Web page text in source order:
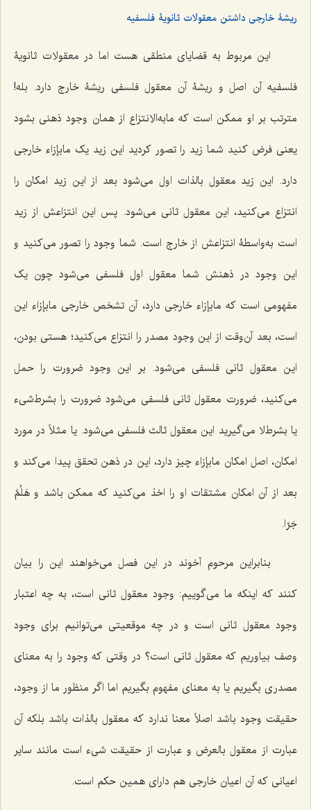
ریشۀ خارجی داشتن معقولات ثانویۀ فلسفیه
این مربوط به قضایای منطقی هست اما در معقولات ثانویۀ
فلسفیه آن اصل و ریشۀ آن معقول فلسفی ریشۀ خارج دارد. بله!
مترتب بر او ممکن است که مابه‌الاِنتزاع از همان وجود ذهنی بشود
یعنی فرض کنید شما زید را تصور کردید این زید یک مابإزاء خارجی
دارد. این زید معقول بالذات اول می‌شود بعد از این زید امکان را
انتزاع می‌کنید، این معقول ثانی می‌شود. پس این انتزاعش از زید
است به‌واسطۀ انتزاعش از خارج است. شما وجود را تصور می‌کنید و
این وجود در ذهنش شما معقول اول فلسفی می‌شود چون یک
مفهومی است که مابإزاء خارجی دارد، آن تشخص خارجی مابإزاء این
است، بعد آن‌وقت از این وجود مصدر را انتزاع می‌کنید؛ هستی بودن،
این معقول ثانی فلسفی می‌شود. بر این وجود ضرورت را حمل
می‌کنید، ضرورت معقول ثانی فلسفی می‌شود ضرورت را بشرط‌شیء
یا بشرط‌لا می‌گیرید این معقول ثالث فلسفی می‌شود. یا مثلاً در مورد
امکان، اصل امکان مابإزاء چیز دارد، این در ذهن تحقق پیدا می‌کند و
بعد از آن امکان مشتقات او را اخذ می‌کنید که ممکن باشد و هَلُمَّ
جَرّا.
بنابراین مرحوم آخوند در این فصل می‌خواهند این را بیان
کنند که اینکه ما می‌گوییم: وجود معقول ثانی است، به چه اعتبار
وجود معقول ثانی است و در چه موقعیتی می‌توانیم برای وجود
وصف بیاوریم که معقول ثانی است؟ در وقتی که وجود را به معنای
مصدری بگیریم یا به معنای مفهوم بگیریم اما اگر منظور ما از وجود،
حقیقت وجود باشد اصلاً معنا ندارد که معقول بالذات باشد بلکه آن
عبارت از معقول بالعرض و عبارت از حقیقت شیء است مانند سایر
اعیانی که آن اعیان خارجی هم دارای همین حکم است.